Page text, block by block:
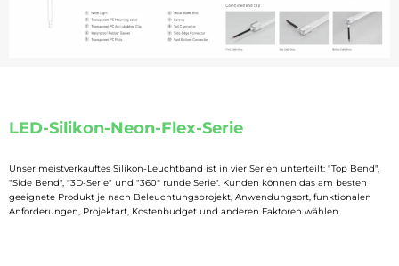
LED-Silikon-Neon-Flex-Serie
Unser meistverkauftes Silikon-Leuchtband ist in vier Serien unterteilt: "Top Bend",
"Side Bend", "3D-Serie" und "360° runde Serie". Kunden können das am besten
geeignete Produkt je nach Beleuchtungsprojekt, Anwendungsort, funktionalen
Anforderungen, Projektart, Kostenbudget und anderen Faktoren wählen.